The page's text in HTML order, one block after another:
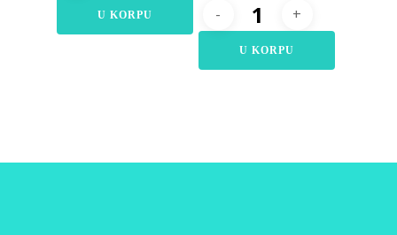
U KORPU
U KORPU